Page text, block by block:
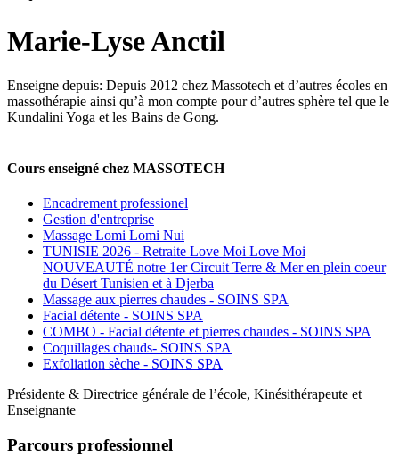
Marie-Lyse Anctil
Enseigne depuis: Depuis 2012 chez Massotech et d’autres écoles en
massothérapie ainsi qu’à mon compte pour d’autres sphère tel que le
Kundalini Yoga et les Bains de Gong.
Cours enseigné chez MASSOTECH
Encadrement professionel
Gestion d'entreprise
Massage Lomi Lomi Nui
TUNISIE 2026 - Retraite Love Moi Love Moi
NOUVEAUTÉ notre 1er Circuit Terre & Mer en plein coeur
du Désert Tunisien et à Djerba
Massage aux pierres chaudes - SOINS SPA
Facial détente - SOINS SPA
COMBO - Facial détente et pierres chaudes - SOINS SPA
Coquillages chauds- SOINS SPA
Exfoliation sèche - SOINS SPA
Présidente & Directrice générale de l’école, Kinésithérapeute et
Enseignante
Parcours professionnel